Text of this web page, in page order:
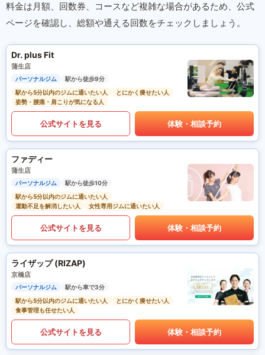
料金は月額、回数券、コースなど複雑な場合があるため、公式
ページを確認し、総額や通える回数をチェックしましょう。
Dr. plus Fit
蒲生店
パーソナルジム
駅から徒歩9分
駅から5分以内のジムに通いたい人
とにかく痩せたい人
姿勢・腰痛・肩こりが気になる人
公式サイトを見る 体験・相談予約
ファディー
蒲生店
パーソナルジム
駅から徒歩10分
駅から5分以内のジムに通いたい人
運動不足を解消したい人
女性専用ジムに通いたい人
公式サイトを見る 体験・相談予約
ライザップ (RIZAP)
京橋店
パーソナルジム
駅から車で3分
駅から5分以内のジムに通いたい人
とにかく痩せたい人
食事管理も任せたい人
公式サイトを見る 体験・相談予約